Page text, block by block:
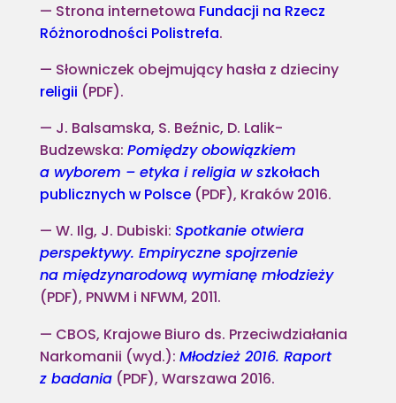
Strona internetowa Fundacji na Rzecz
Różnorodności Polistrefa.
Słowniczek obejmujący hasła z dzieciny
religii (PDF).
J. Balsamska, S. Beźnic, D. Lalik-
Budzewska: Pomiędzy obowiązkiem
a wyborem – etyka i religia w szkołach
publicznych w Polsce(PDF), Kraków 2016.
W. Ilg, J. Dubiski: Spotkanie otwiera
perspektywy. Empiryczne spojrzenie
na międzynarodową wymianę młodzieży
(PDF), PNWM i NFWM, 2011.
CBOS, Krajowe Biuro ds. Przeciwdziałania
Narkomanii (wyd.): Młodzież 2016. Raport
z badania(PDF), Warszawa 2016.